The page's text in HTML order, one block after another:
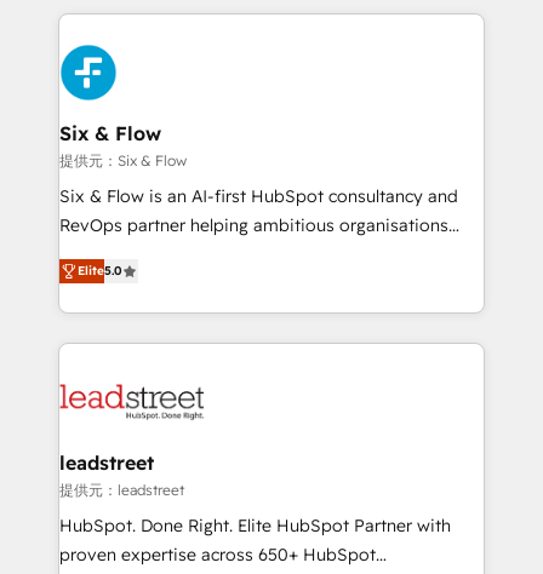
complex use cases 🏆 CRM Implementation,
Platform Enablement, Custom Integration and
Onboarding Accredited 🔐 ISO27001 & ISO9001
Certified
feels easy and pain-free. We are a top ranked
HubSpot Elite Partner, winner of Rookie of the Year
and Customer First Awards, 4.9/5 rating in HubSpot
Reviews and 4.9/5 rating in Clutch Reviews. Digifianz
helps the following industries: logistics & 3PL, home
improvement & construction, branding and
commercialization, real estate, health, education,
SaaS, Software Dev & IT and consulting, make the
the United States, EU, UAE, Mexico and Latin
America. From casual user to super fan: make
Six & Flow
提供元：Six & Flow
Six & Flow is an AI-first HubSpot consultancy and
RevOps partner helping ambitious organisations
grow with clarity, confidence, and intelligence.
Operating across the UK, Netherlands, Ireland, and
Canada, we’ve delivered thousands of successful
HubSpot projects for mid-market and enterprise
combine HubSpot, data, and AI to design connected
and technology for predictable, scalable revenue
growth. Our expertise spans RevOps, CRM and data
architecture, AI enablement, and strategic marketing,
delivered through our proprietary FLAIR framework
Elite5.0
leadstreet
提供元：leadstreet
HubSpot. Done Right. Elite HubSpot Partner with
proven expertise across 650+ HubSpot